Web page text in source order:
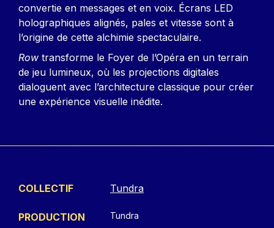
convertie en messages et en voix. Écrans LED
holographiques alignés, pales et vitesse sont à
l’origine de cette alchimie spectaculaire.
Row transforme le Foyer de l’Opéra en un terrain
de jeu lumineux, où les projections digitales
dialoguent avec l’architecture classique pour créer
une expérience visuelle inédite.
COLLECTIF Tundra
PRODUCTION Tundra